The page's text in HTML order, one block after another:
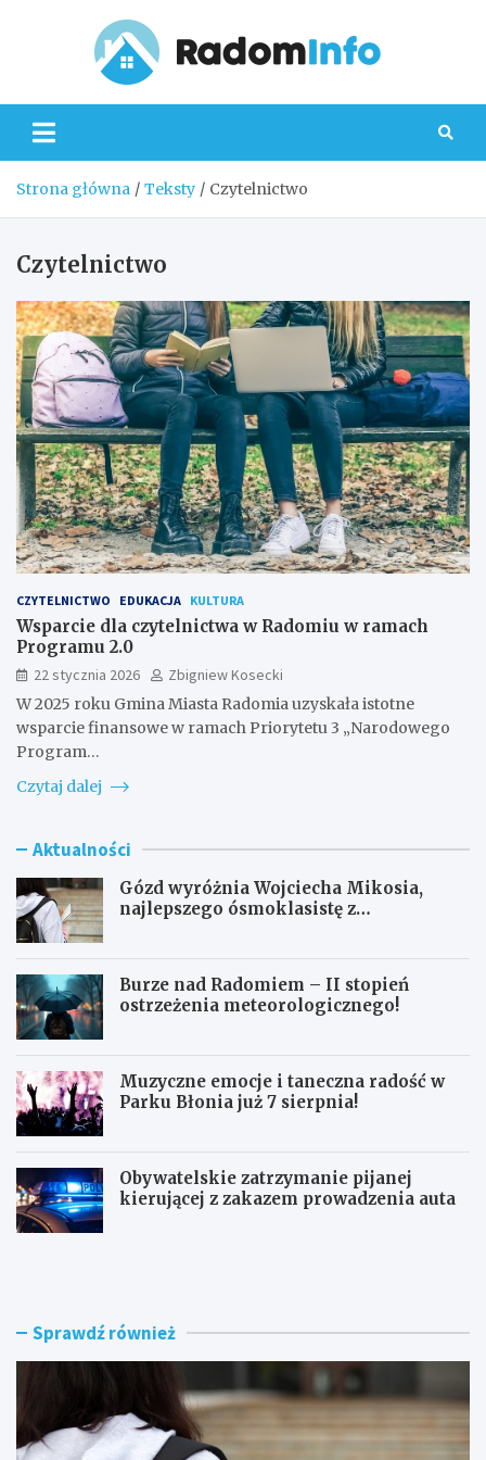
Strona główna Teksty Czytelnictwo
Czytelnictwo
CZYTELNICTWO EDUKACJA KULTURA
Wsparcie dla czytelnictwa w Radomiu w ramach
Programu 2.0
22 stycznia 2026
Zbigniew Kosecki
W 2025 roku Gmina Miasta Radomia uzyskała istotne
wsparcie finansowe w ramach Priorytetu 3 „Narodowego
Program…
Czytaj dalej
Aktualności
Gózd wyróżnia Wojciecha Mikosia,
najlepszego ósmoklasistę z
Burze nad Radomiem – II stopień
ostrzeżenia meteorologicznego!
Muzyczne emocje i taneczna radość w
Parku Błonia już 7 sierpnia!
Obywatelskie zatrzymanie pijanej
kierującej z zakazem prowadzenia auta
G
y
B
n Sprawdź również